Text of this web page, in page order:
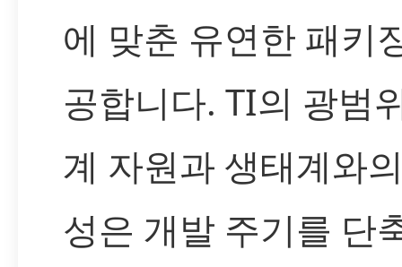
에 맞춘 유연한 패키
공합니다. TI의 광범
계 자원과 생태계와
성은 개발 주기를 단